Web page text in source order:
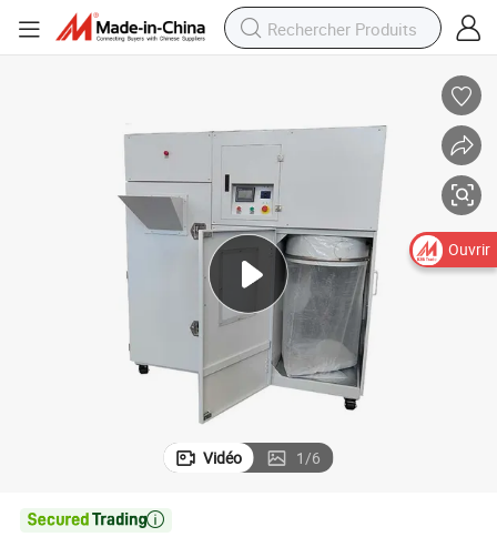
Vidéo 1/6

Ouvrir